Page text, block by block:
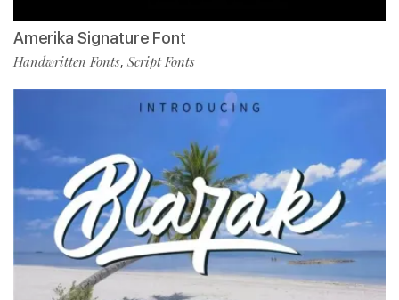
Amerika Signature Font
Handwritten Fonts, Script Fonts